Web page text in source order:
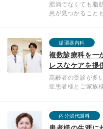
肥満でなくても脂
患が見つかること
循環器内科
複数診療科を一
レスなケアを提
高齢者の受診が多
症患者様とご家族
内分泌代謝科